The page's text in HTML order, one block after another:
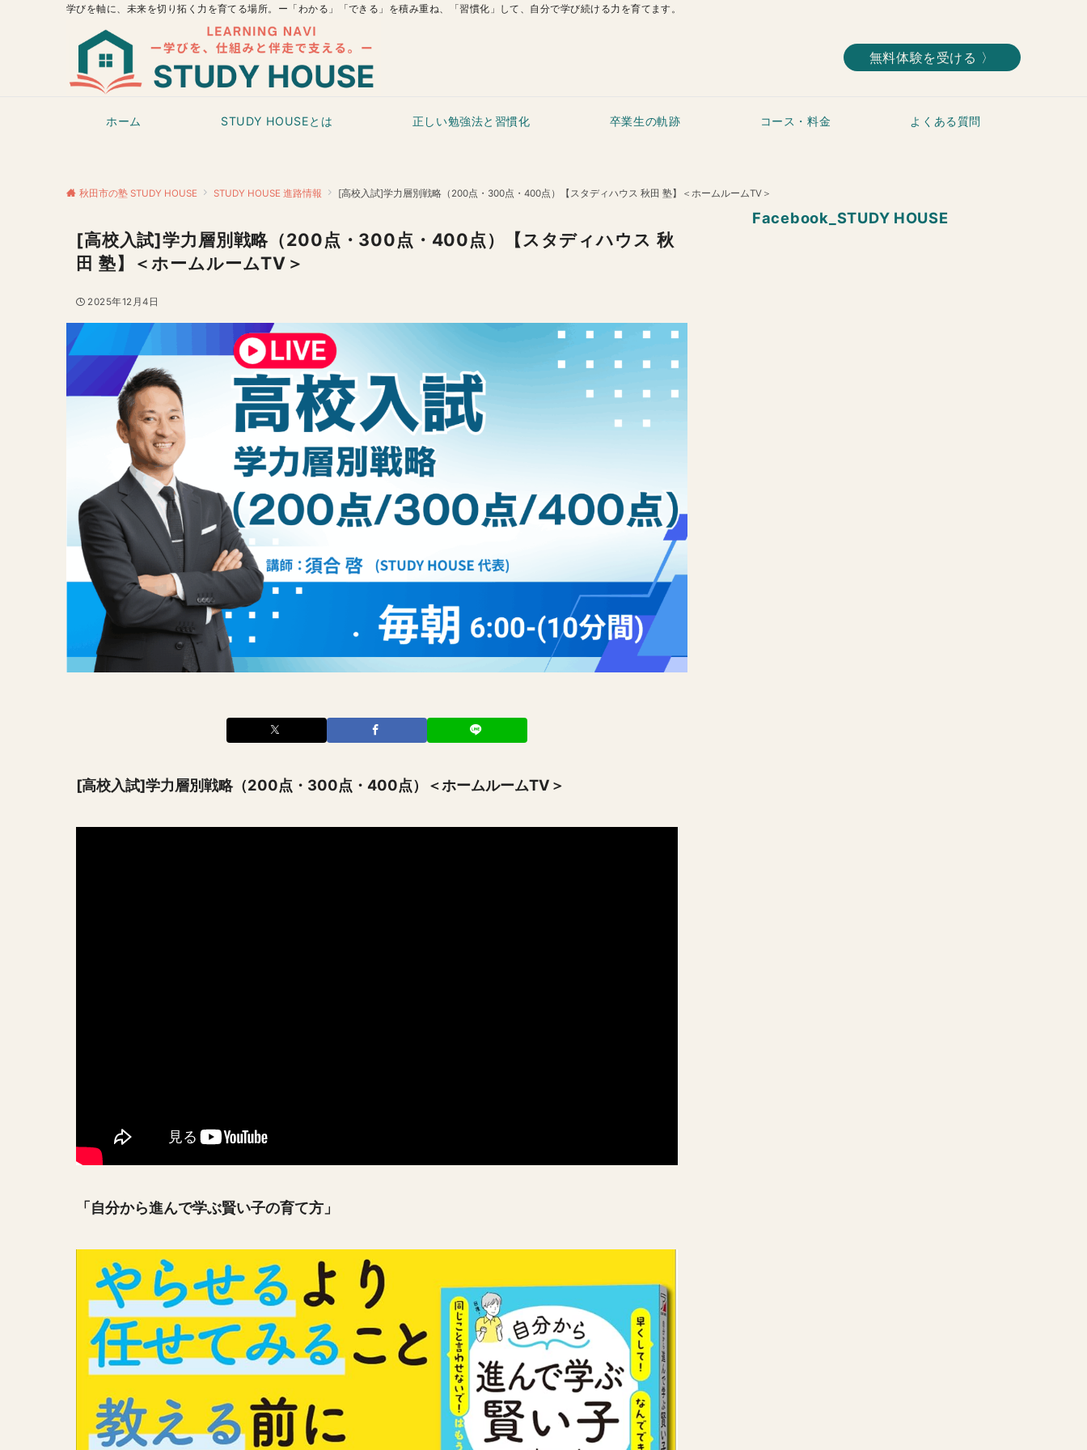
学びを軸に、未来を切り拓く力を育てる場所。ー「わかる」「できる」を積み重ね、「習慣化」して、自分で学び続ける力を育てます。
無料体験を受ける 〉
ホーム STUDY HOUSEとは 正しい勉強法と習慣化 卒業生の軌跡 コース・料金 よくある質問
秋田市の塾 STUDY HOUSE STUDY HOUSE 進路情報 [高校入試]学力層別戦略（200点・300点・400点）【スタディハウス 秋田 塾】＜ホームルームTV＞
[高校入試]学力層別戦略（200点・300点・400点）【スタディハウス 秋
田 塾】＜ホームルームTV＞
2025年12月4日
[高校入試]学力層別戦略（200点・300点・400点）＜ホームルームTV＞
「自分から進んで学ぶ賢い子の育て方」
Facebook_STUDY HOUSE